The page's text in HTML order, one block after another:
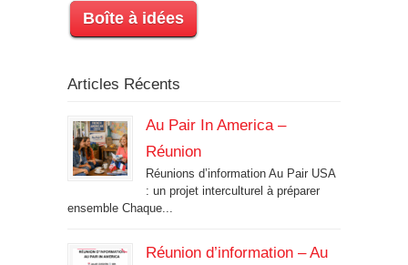
Boîte à idées
Articles Récents
Au Pair In America –
Réunion
Réunions d’information Au Pair USA
: un projet interculturel à préparer
ensemble Chaque...
Réunion d’information – Au